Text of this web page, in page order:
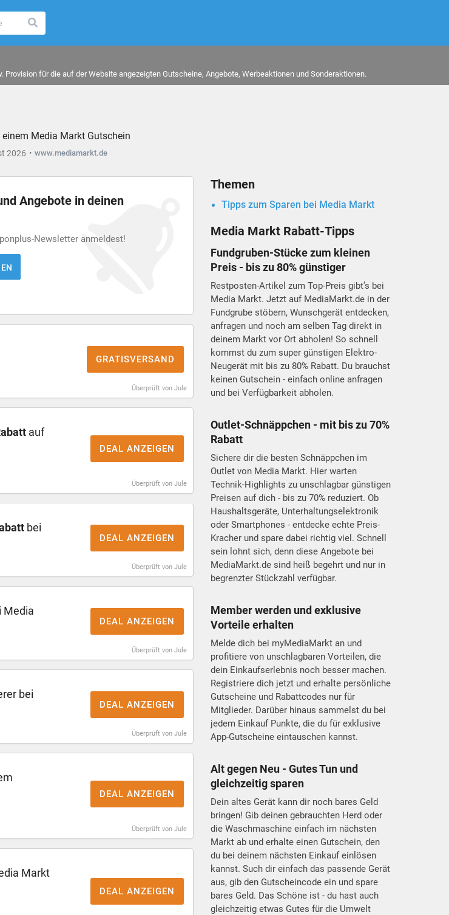
für die auf der Website angezeigten Gutscheine, Angebote, Werbeaktionen und Sonderaktionen.
Media Markt Gutschein
2026 www.mediamarkt.de
Angebote in deinen
Newsletter anmeldest!
Überprüft von Jule
GRATISVERSAND
auf
Überprüft von Jule
DEAL ANZEIGEN
bei
Überprüft von Jule
DEAL ANZEIGEN
Media
Überprüft von Jule
DEAL ANZEIGEN
bei
Überprüft von Jule
DEAL ANZEIGEN
Überprüft von Jule
DEAL ANZEIGEN
Markt
DEAL ANZEIGEN
Themen
Tipps zum Sparen bei Media Markt
Media Markt Rabatt-Tipps
Fundgruben-Stücke zum kleinen
Preis - bis zu 80% günstiger
Restposten-Artikel zum Top-Preis gibt’s bei
Media Markt. Jetzt auf MediaMarkt.de in der
Fundgrube stöbern, Wunschgerät entdecken,
anfragen und noch am selben Tag direkt in
deinem Markt vor Ort abholen! So schnell
kommst du zum super günstigen Elektro-
Neugerät mit bis zu 80% Rabatt. Du brauchst
keinen Gutschein - einfach online anfragen
und bei Verfügbarkeit abholen.
Outlet-Schnäppchen - mit bis zu 70%
Rabatt
Sichere dir die besten Schnäppchen im
Outlet von Media Markt. Hier warten
Technik-Highlights zu unschlagbar günstigen
Preisen auf dich - bis zu 70% reduziert. Ob
Haushaltsgeräte, Unterhaltungselektronik
oder Smartphones - entdecke echte Preis-
Kracher und spare dabei richtig viel. Schnell
sein lohnt sich, denn diese Angebote bei
MediaMarkt.de sind heiß begehrt und nur in
begrenzter Stückzahl verfügbar.
Member werden und exklusive
Vorteile erhalten
Melde dich bei myMediaMarkt an und
profitiere von unschlagbaren Vorteilen, die
dein Einkaufserlebnis noch besser machen.
Registriere dich jetzt und erhalte persönliche
Gutscheine und Rabattcodes nur für
Mitglieder. Darüber hinaus sammelst du bei
jedem Einkauf Punkte, die du für exklusive
App-Gutscheine eintauschen kannst.
Alt gegen Neu - Gutes Tun und
gleichzeitig sparen
Dein altes Gerät kann dir noch bares Geld
bringen! Gib deinen gebrauchten Herd oder
die Waschmaschine einfach im nächsten
Markt ab und erhalte einen Gutschein, den
du bei deinem nächsten Einkauf einlösen
kannst. Such dir einfach das passende Gerät
aus, gib den Gutscheincode ein und spare
bares Geld. Das Schöne ist - du hast auch
gleichzeitig etwas Gutes für die Umwelt